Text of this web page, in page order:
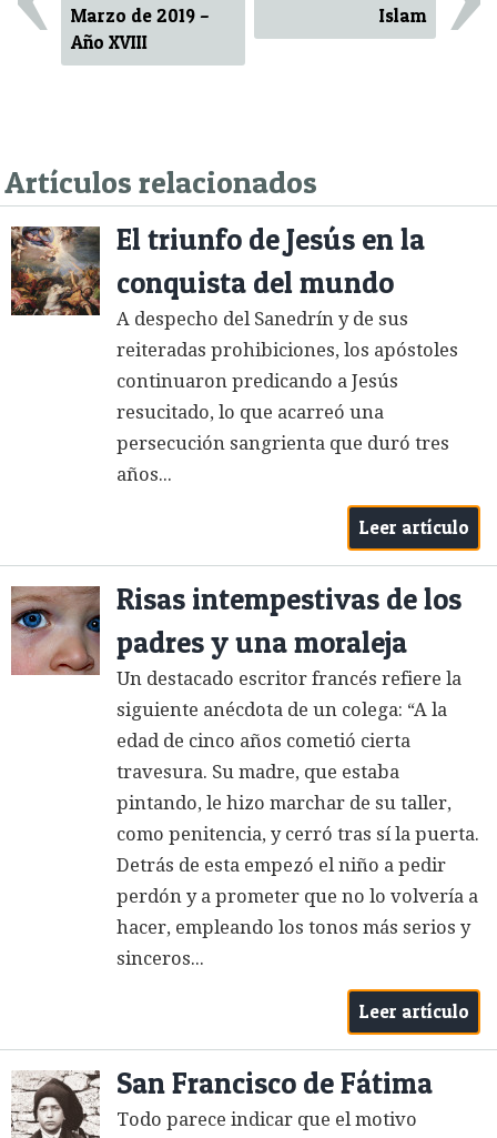
Marzo de 2019 –
Año XVIII
Islam
Artículos relacionados
El triunfo de Jesús en la
conquista del mundo
A despecho del Sanedrín y de sus
reiteradas prohibiciones, los apóstoles
continuaron predicando a Jesús
resucitado, lo que acarreó una
persecución sangrienta que duró tres
años...
Leer artículo
Risas intempestivas de los
padres y una moraleja
Un destacado escritor francés refiere la
siguiente anécdota de un colega: “A la
edad de cinco años cometió cierta
travesura. Su madre, que estaba
pintando, le hizo marchar de su taller,
como penitencia, y cerró tras sí la puerta.
Detrás de esta empezó el niño a pedir
perdón y a prometer que no lo volvería a
hacer, empleando los tonos más serios y
sinceros...
Leer artículo
San Francisco de Fátima
Todo parece indicar que el motivo